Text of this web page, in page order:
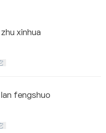
组织
科
泌科
& Orange
zhu xinhua
lan fengshuo